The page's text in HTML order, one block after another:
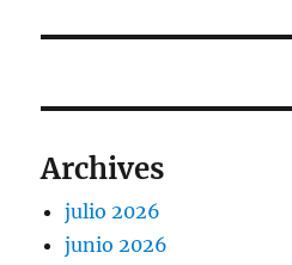
Archives
julio 2026
junio 2026